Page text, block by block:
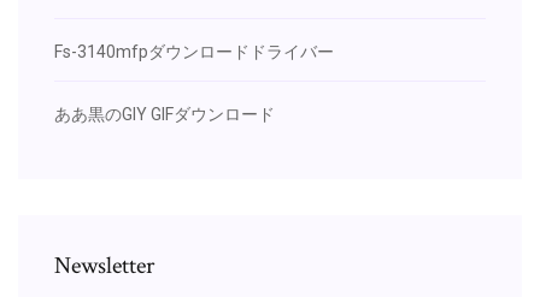
Fs-3140mfpダウンロードドライバー
ああ黒のGIY GIFダウンロード
Newsletter